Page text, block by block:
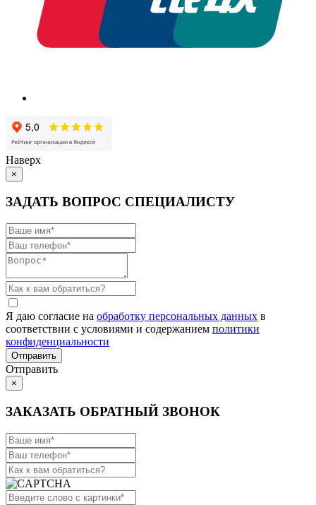
Наверх
×
ЗАДАТЬ ВОПРОС СПЕЦИАЛИСТУ
Я даю согласие на обработку персональных данных в
соответствии с условиями и содержанием политики
конфиденциальности
Отправить
×
ЗАКАЗАТЬ ОБРАТНЫЙ ЗВОНОК